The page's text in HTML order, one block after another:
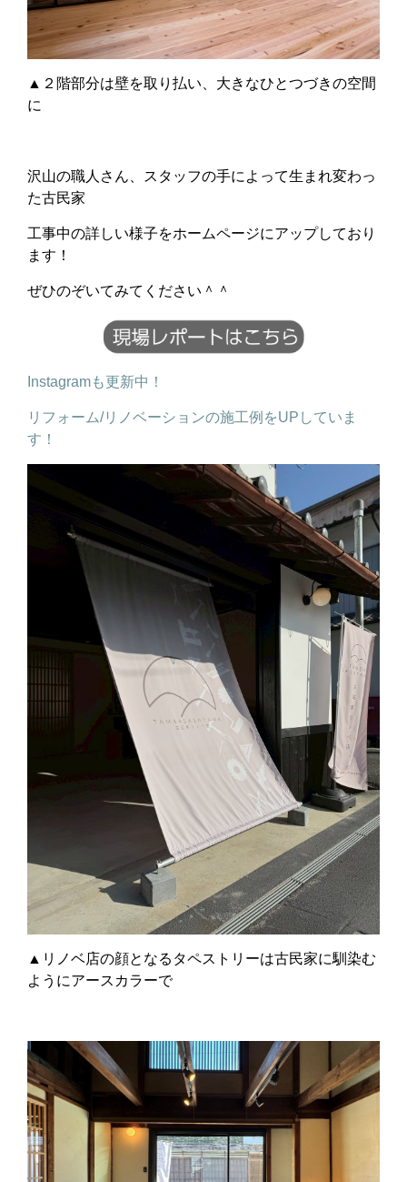
▲２階部分は壁を取り払い、大きなひとつづきの空間
に
沢山の職人さん、スタッフの手によって生まれ変わっ
た古民家
工事中の詳しい様子をホームページにアップしており
ます！
ぜひのぞいてみてください＾＾
Instagramも更新中！
リフォーム/リノベーションの施工例をUPしていま
す！
▲リノベ店の顔となるタペストリーは古民家に馴染む
ようにアースカラーで